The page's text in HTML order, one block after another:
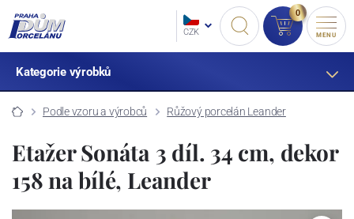
CZK
0
MENU
Kategorie výrobků
Podle vzoru a výrobců Růžový porcelán Leander
Etažer Sonáta 3 díl. 34 cm, dekor
158 na bílé, Leander